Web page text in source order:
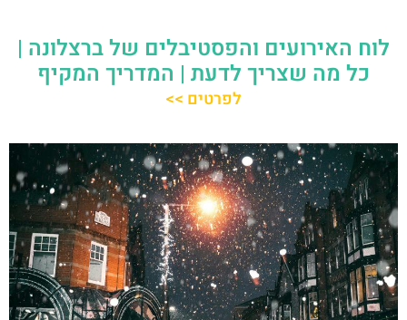
לוח האירועים והפסטיבלים של ברצלונה |
כל מה שצריך לדעת | המדריך המקיף
לפרטים >>